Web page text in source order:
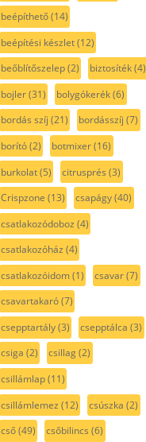
beépíthető(14)
beépítési készlet(12)
beőblítőszelep(2) biztosíték(4)
bojler(31) bolygókerék(6)
bordás szíj (21) bordásszíj (7)
borító(2) botmixer(16)
burkolat(5) citrusprés (3)
Crispzone (13) csapágy(40)
csatlakozódoboz (4)
csatlakozóház (4)
csatlakozóidom(1) csavar(7)
csavartakaró(7)
csepptartály(3) csepptálca (3)
csiga (2) csillag(2)
csillámlap(11)
csillámlemez (12) csúszka (2)
cső(49) csőbilincs (6)